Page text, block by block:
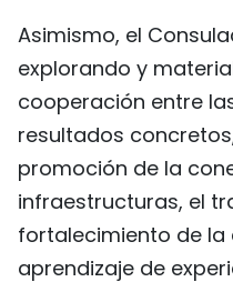
Asimismo, el
explorando y
cooperación entre
resultados
promoción de la
infraestructuras, el
fortalecimiento de la
aprendizaje de